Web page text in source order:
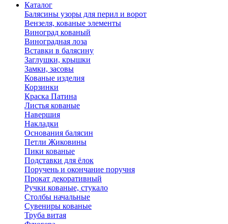
Каталог
Балясины узоры для перил и ворот
Вензеля, кованые элементы
Виноград кованый
Виноградная лоза
Вставки в балясину
Заглушки, крышки
Замки, засовы
Кованые изделия
Корзинки
Краска Патина
Листья кованые
Навершия
Накладки
Основания балясин
Петли Жиковины
Пики кованые
Подставки для ёлок
Поручень и окончание поручня
Прокат декоративный
Ручки кованые, стукало
Столбы начальные
Сувениры кованые
Труба витая